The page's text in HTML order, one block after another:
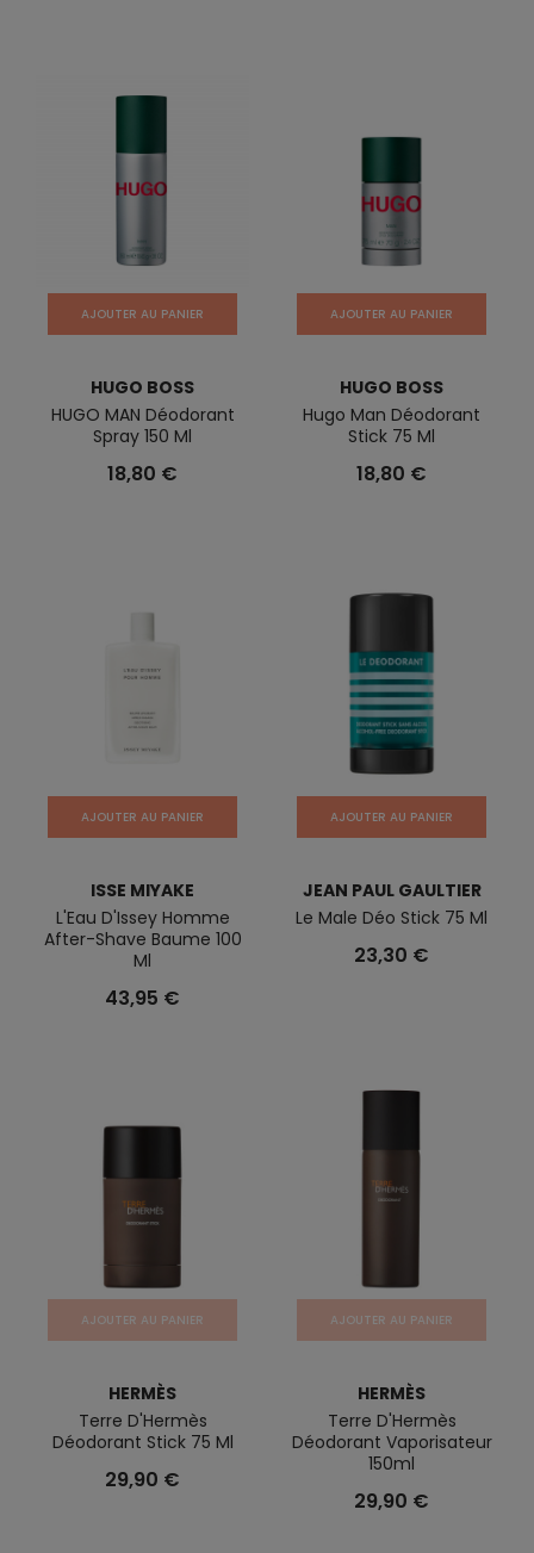
AJOUTER AU PANIER
HUGO BOSS
HUGO MAN Déodorant
Spray 150 Ml
18,80 €
AJOUTER AU PANIER
HUGO BOSS
Hugo Man Déodorant
Stick 75 Ml
18,80 €
AJOUTER AU PANIER
ISSE MIYAKE
L'Eau D'Issey Homme
After-Shave Baume 100
Ml
43,95 €
AJOUTER AU PANIER
JEAN PAUL GAULTIER
Le Male Déo Stick 75 Ml
23,30 €
AJOUTER AU PANIER
HERMÈS
Terre D'Hermès
Déodorant Stick 75 Ml
29,90 €
AJOUTER AU PANIER
HERMÈS
Terre D'Hermès
Déodorant Vaporisateur
150ml
29,90 €